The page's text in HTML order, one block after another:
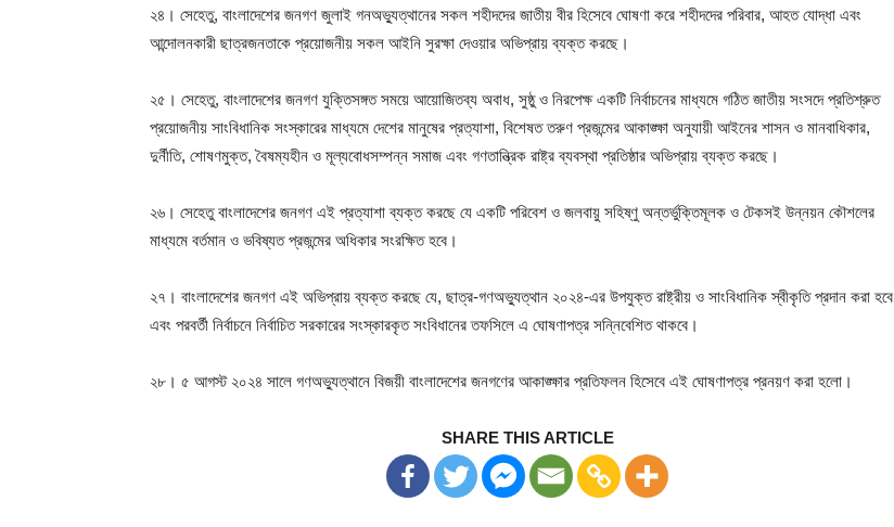
২৪। সেহেতু, বাংলাদেশের জনগণ জুলাই গনঅভ্যুত্থানের সকল শহীদদের জাতীয় বীর হিসেবে ঘোষণা করে শহীদদের পরিবার, আহত যোদ্ধা এবং
আন্দোলনকারী ছাত্রজনতাকে প্রয়োজনীয় সকল আইনি সুরক্ষা দেওয়ার অভিপ্রায় ব্যক্ত করছে।
২৫। সেহেতু, বাংলাদেশের জনগণ যুক্তিসঙ্গত সময়ে আয়োজিতব্য অবাধ, সুষ্ঠু ও নিরপেক্ষ একটি নির্বাচনের মাধ্যমে গঠিত জাতীয় সংসদে প্রতিশ্রুত
প্রয়োজনীয় সাংবিধানিক সংস্কারের মাধ্যমে দেশের মানুষের প্রত্যাশা, বিশেষত তরুণ প্রজন্মের আকাঙ্ক্ষা অনুযায়ী আইনের শাসন ও মানবাধিকার,
দুর্নীতি, শোষণমুক্ত, বৈষম্যহীন ও মূল্যবোধসম্পন্ন সমাজ এবং গণতান্ত্রিক রাষ্ট্র ব্যবস্থা প্রতিষ্ঠার অভিপ্রায় ব্যক্ত করছে।
২৬। সেহেতু বাংলাদেশের জনগণ এই প্রত্যাশা ব্যক্ত করছে যে একটি পরিবেশ ও জলবায়ু সহিষ্ণু অন্তর্ভুক্তিমূলক ও টেকসই উন্নয়ন কৌশলের
মাধ্যমে বর্তমান ও ভবিষ্যত প্রজন্মের অধিকার সংরক্ষিত হবে।
২৭। বাংলাদেশের জনগণ এই অভিপ্রায় ব্যক্ত করছে যে, ছাত্র-গণঅভ্যুত্থান ২০২৪-এর উপযুক্ত রাষ্ট্রীয় ও সাংবিধানিক স্বীকৃতি প্রদান করা হবে
এবং পরবর্তী নির্বাচনে নির্বাচিত সরকারের সংস্কারকৃত সংবিধানের তফসিলে এ ঘোষণাপত্র সন্নিবেশিত থাকবে।
২৮। ৫ আগস্ট ২০২৪ সালে গণঅভ্যুত্থানে বিজয়ী বাংলাদেশের জনগণের আকাঙ্ক্ষার প্রতিফলন হিসেবে এই ঘোষণাপত্র প্রনয়ণ করা হলো।
SHARE THIS ARTICLE